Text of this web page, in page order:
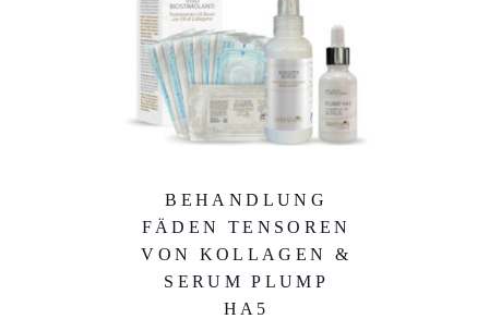
BEHANDLUNG
FÄDEN TENSOREN
VON KOLLAGEN &
SERUM PLUMP
HA5